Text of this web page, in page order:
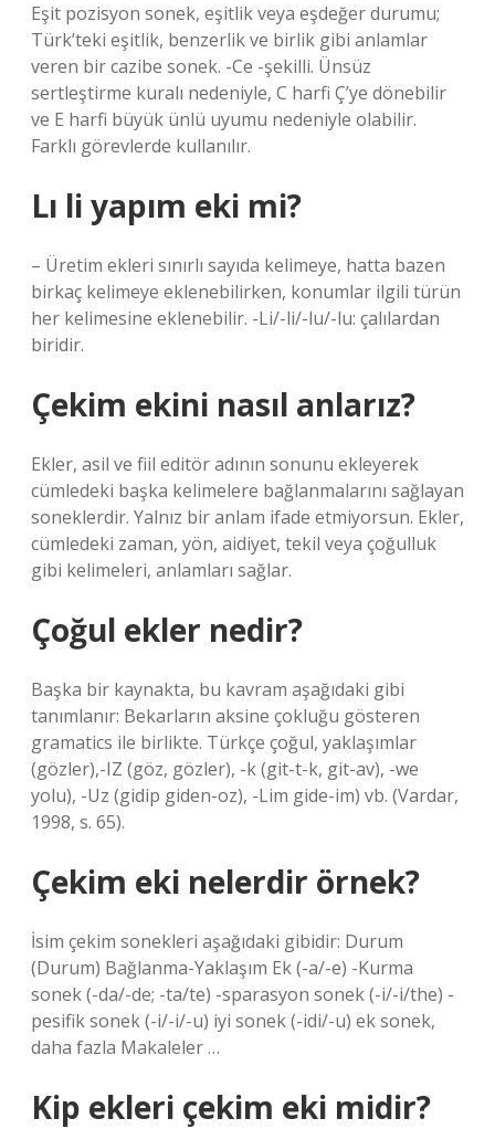
Eşit pozisyon sonek, eşitlik veya eşdeğer durumu;
Türk’teki eşitlik, benzerlik ve birlik gibi anlamlar
veren bir cazibe sonek. -Ce -şekilli. Ünsüz
sertleştirme kuralı nedeniyle, C harfi Ç’ye dönebilir
ve E harfi büyük ünlü uyumu nedeniyle olabilir.
Farklı görevlerde kullanılır.
Lı li yapım eki mi?
– Üretim ekleri sınırlı sayıda kelimeye, hatta bazen
birkaç kelimeye eklenebilirken, konumlar ilgili türün
her kelimesine eklenebilir. -Li/-li/-lu/-lu: çalılardan
biridir.
Çekim ekini nasıl anlarız?
Ekler, asil ve fiil editör adının sonunu ekleyerek
cümledeki başka kelimelere bağlanmalarını sağlayan
soneklerdir. Yalnız bir anlam ifade etmiyorsun. Ekler,
cümledeki zaman, yön, aidiyet, tekil veya çoğulluk
gibi kelimeleri, anlamları sağlar.
Çoğul ekler nedir?
Başka bir kaynakta, bu kavram aşağıdaki gibi
tanımlanır: Bekarların aksine çokluğu gösteren
gramatics ile birlikte. Türkçe çoğul, yaklaşımlar
(gözler),-IZ (göz, gözler), -k (git-t-k, git-av), -we
yolu), -Uz (gidip giden-oz), -Lim gide-im) vb. (Vardar,
1998, s. 65).
Çekim eki nelerdir örnek?
İsim çekim sonekleri aşağıdaki gibidir: Durum
(Durum) Bağlanma-Yaklaşım Ek (-a/-e) -Kurma
sonek (-da/-de; -ta/te) -sparasyon sonek (-i/-i/the) -
pesifik sonek (-i/-i/-u) iyi sonek (-idi/-u) ek sonek,
daha fazla Makaleler …
Kip ekleri çekim eki midir?